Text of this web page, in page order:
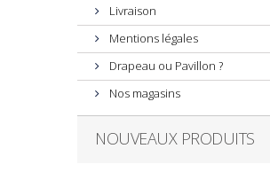
Livraison
Mentions légales
Drapeau ou Pavillon ?
Nos magasins
NOUVEAUX PRODUITS